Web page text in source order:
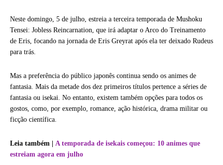
Neste domingo, 5 de julho, estreia a terceira temporada de Mushoku
Tensei: Jobless Reincarnation, que irá adaptar o Arco do Treinamento
de Eris, focando na jornada de Eris Greyrat após ela ter deixado Rudeus
para trás.
Mas a preferência do público japonês continua sendo os animes de
fantasia. Mais da metade dos dez primeiros títulos pertence a séries de
fantasia ou isekai. No entanto, existem também opções para todos os
gostos, como, por exemplo, romance, ação histórica, drama militar ou
ficção científica.
Leia também |
A temporada de isekais começou: 10 animes que
estreiam agora em julho